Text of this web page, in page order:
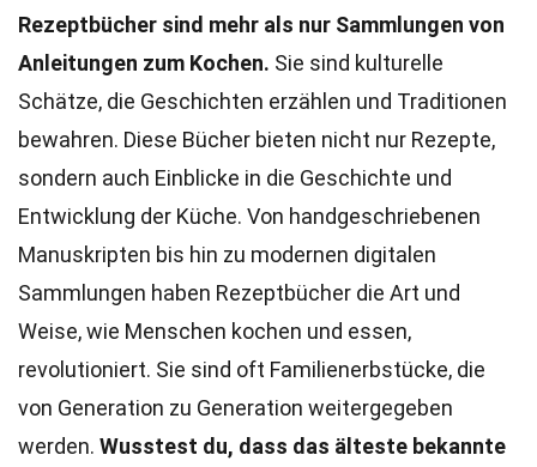
Rezeptbücher sind mehr als nur Sammlungen von
Anleitungen zum Kochen. Sie sind kulturelle
Schätze, die Geschichten erzählen und Traditionen
bewahren. Diese Bücher bieten nicht nur Rezepte,
sondern auch Einblicke in die Geschichte und
Entwicklung der Küche. Von handgeschriebenen
Manuskripten bis hin zu modernen digitalen
Sammlungen haben Rezeptbücher die Art und
Weise, wie Menschen kochen und essen,
revolutioniert. Sie sind oft Familienerbstücke, die
von Generation zu Generation weitergegeben
werden. Wusstest du, dass das älteste bekannte